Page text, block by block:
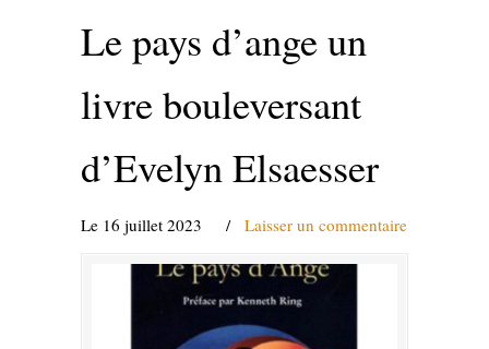
Le pays d’ange un
livre bouleversant
d’Evelyn Elsaesser
Le 16 juillet 2023 / Laisser un commentaire